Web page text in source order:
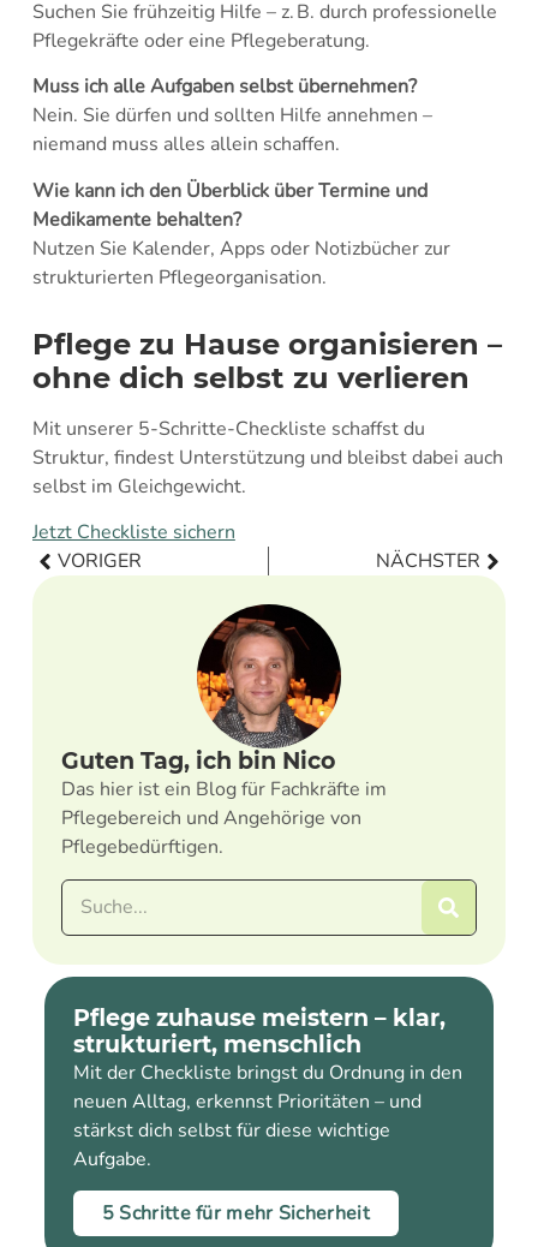
Suchen Sie frühzeitig Hilfe – z. B. durch professionelle
Pflegekräfte oder eine Pflegeberatung.
Muss ich alle Aufgaben selbst übernehmen?
Nein. Sie dürfen und sollten Hilfe annehmen –
niemand muss alles allein schaffen.
Wie kann ich den Überblick über Termine und
Medikamente behalten?
Nutzen Sie Kalender, Apps oder Notizbücher zur
strukturierten Pflegeorganisation.
Pflege zu Hause organisieren –
ohne dich selbst zu verlieren
Mit unserer 5-Schritte-Checkliste schaffst du
Struktur, findest Unterstützung und bleibst dabei auch
selbst im Gleichgewicht.
Jetzt Checkliste sichern
VORIGER
NÄCHSTER
Guten Tag, ich bin Nico
Das hier ist ein Blog für Fachkräfte im
Pflegebereich und Angehörige von
Pflegebedürftigen.
Pflege zuhause meistern – klar,
strukturiert, menschlich
Mit der Checkliste bringst du Ordnung in den
neuen Alltag, erkennst Prioritäten – und
stärkst dich selbst für diese wichtige
Aufgabe.
5 Schritte für mehr Sicherheit